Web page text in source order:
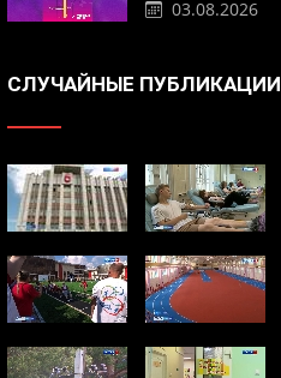
03.08.2026
СЛУЧАЙНЫЕ ПУБЛИКАЦИИ